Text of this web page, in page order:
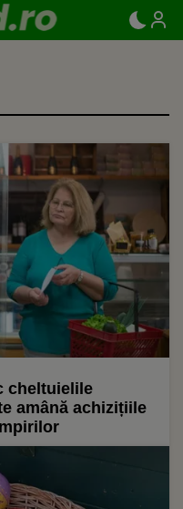
cheltuielile
amână achizițiile